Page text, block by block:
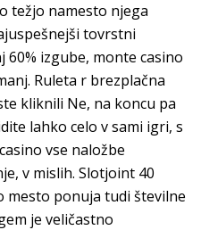
težjo namesto njega
tovrstni
izgube, monte casino
Ruleta r brezplačna
kliknili Ne, na koncu pa
lahko celo v sami igri, s
vse naložbe
v mislih. Slotjoint 40
mesto ponuja tudi številne
je veličastno